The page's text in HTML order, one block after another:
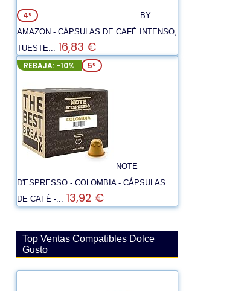
4º
BY
AMAZON - CÁPSULAS DE CAFÉ INTENSO,
TUESTE... 16,83 €
REBAJA: -10% 5º
NOTE
D'ESPRESSO - COLOMBIA - CÁPSULAS
DE CAFÉ -... 13,92 €
Top Ventas Compatibles Dolce
Gusto